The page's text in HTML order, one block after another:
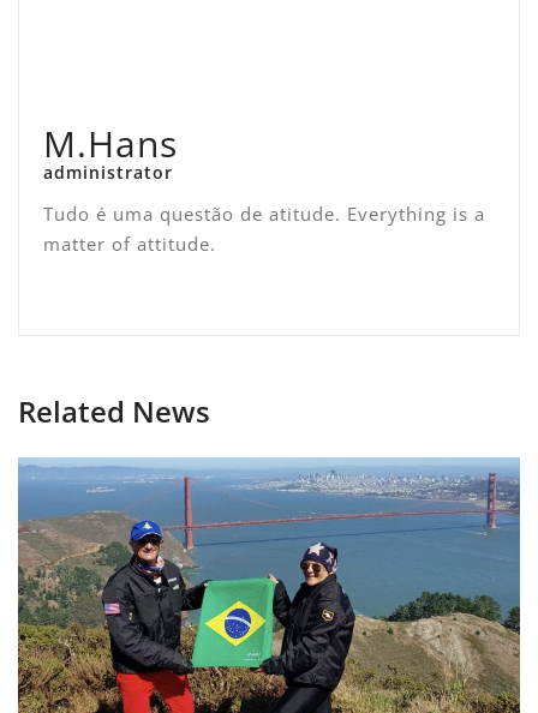
M.Hans
administrator
Tudo é uma questão de atitude. Everything is a
matter of attitude.
Related News